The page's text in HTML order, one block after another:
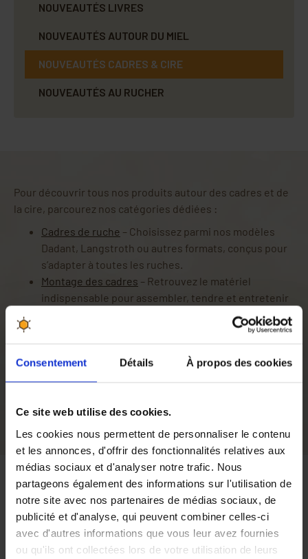
Consentement Détails À propos des cookies
Ce site web utilise des cookies.
Les cookies nous permettent de personnaliser le contenu
et les annonces, d'offrir des fonctionnalités relatives aux
médias sociaux et d'analyser notre trafic. Nous
partageons également des informations sur l'utilisation de
notre site avec nos partenaires de médias sociaux, de
publicité et d'analyse, qui peuvent combiner celles-ci
avec d'autres informations que vous leur avez fournies
ou qu'ils ont collectées lors de votre utilisation de leurs
NOUVEAUTÉS LIVRES
NOUVEAUTÉS AUTOUR DU MIEL
NOUVEAUTÉS CADRES & CIRE
NOUVEAUTÉS AU RUCHER
Pour découvrir tous nos produits autour des cadres et de
la cire, parcourez nos catégories dédiées :
Cadres de ruche – Choisissez parmi nos modèles
Dadant, Langstroth ou autres formats, conçus pour
s’adapter à toutes les ruches.
Montage des cadres – Retrouvez le matériel
indispensable pour assembler, tendre et entretenir
– Découvrez nos cires
Dadant, Langstroth et autres dimensions.
Fondre la cire
façonner votre cire d’abeille.